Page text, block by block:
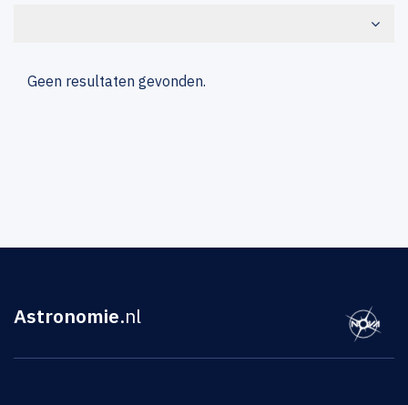
Geen resultaten gevonden.
Astronomie.nl